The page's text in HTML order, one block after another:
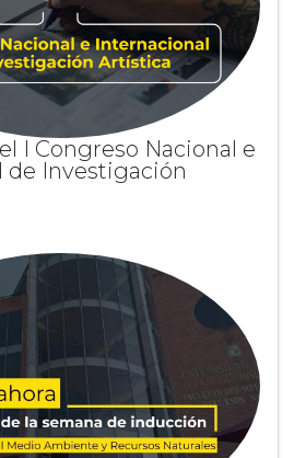
I Congreso Nacional e
de Investigación